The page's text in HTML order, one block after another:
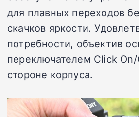
для плавных переходов
скачков яркости.
потребности, объектив
переключателем Click
стороне корпуса.